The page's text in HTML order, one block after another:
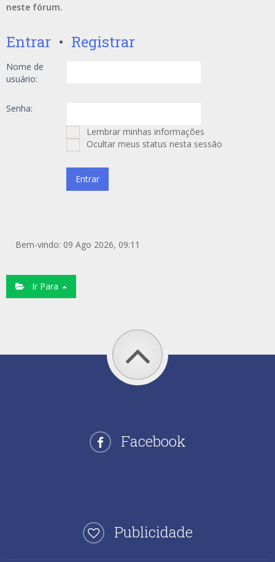
neste fórum.
Entrar • Registrar
Nome de
usuário:
Senha:
Lembrar minhas informações
Ocultar meus status nesta sessão
Bem-vindo: 09 Ago 2026, 09:11
Ir Para
Facebook
Publicidade